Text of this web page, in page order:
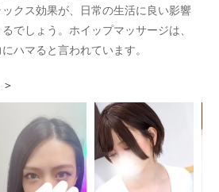
クス効果が、日常の生活に良い影響
でしょう。ホイップマッサージは、
ハマると言われています。